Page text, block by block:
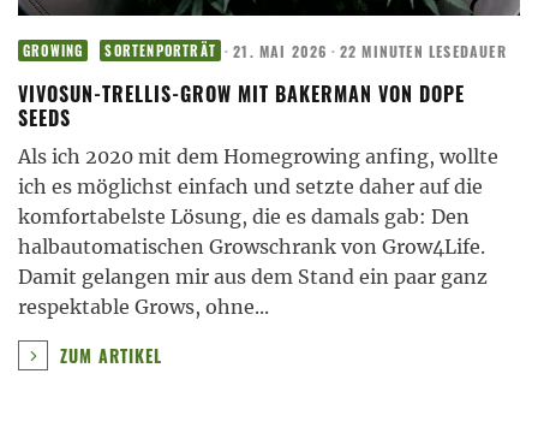
GROWING SORTENPORTRÄT · 21. MAI 2026 · 22 MINUTEN LESEDAUER
VIVOSUN-TRELLIS-GROW MIT BAKERMAN VON DOPE
SEEDS
Als ich 2020 mit dem Homegrowing anfing, wollte
ich es möglichst einfach und setzte daher auf die
komfortabelste Lösung, die es damals gab: Den
halbautomatischen Growschrank von Grow4Life.
Damit gelangen mir aus dem Stand ein paar ganz
respektable Grows, ohne...
ZUM ARTIKEL